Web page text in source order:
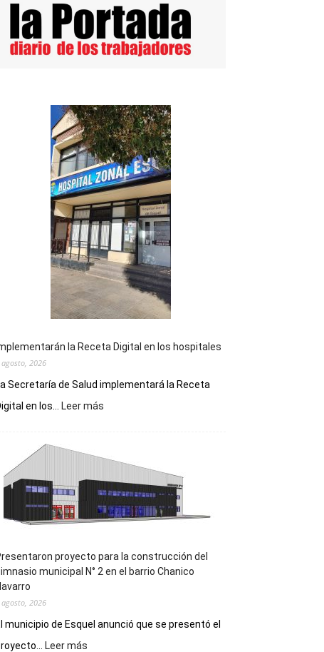
la Receta Digital en los hospitales
agosto, 2026
Secretaría de Salud implementará la Receta
en los...
Leer más
Digital
en
los
hospitales
proyecto para la construcción del
municipal N° 2 en el barrio Chanico
agosto, 2026
municipio de Esquel anunció que se presentó el
Leer más